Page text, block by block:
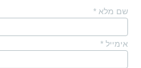
שם מלא *
אימייל *